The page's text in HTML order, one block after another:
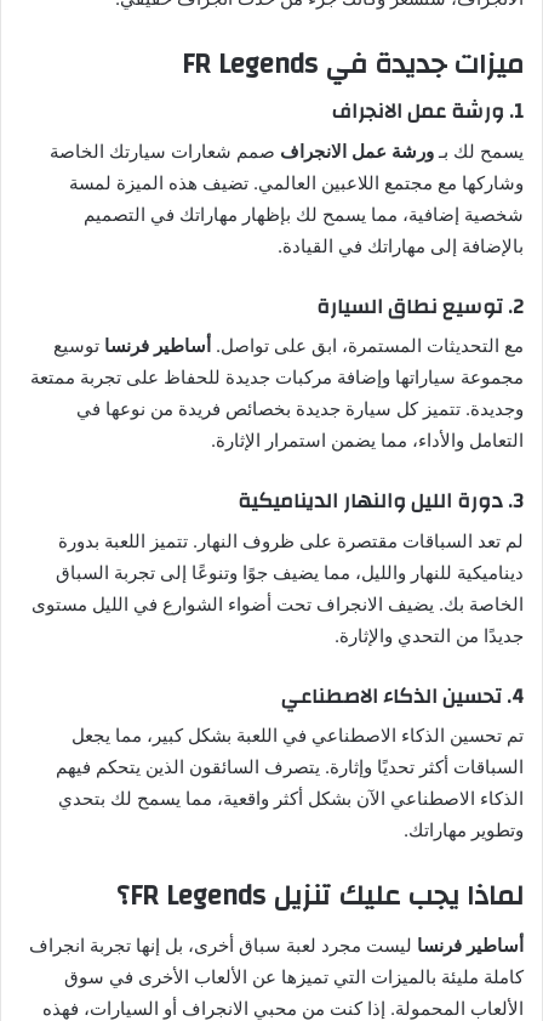
ميزات جديدة في FR Legends
1. ورشة عمل الانجراف
يسمح لك بـ ورشة عمل الانجراف صمم شعارات سيارتك الخاصة
وشاركها مع مجتمع اللاعبين العالمي. تضيف هذه الميزة لمسة
شخصية إضافية، مما يسمح لك بإظهار مهاراتك في التصميم
بالإضافة إلى مهاراتك في القيادة.
2. توسيع نطاق السيارة
مع التحديثات المستمرة، ابق على تواصل. أساطير فرنسا توسيع
مجموعة سياراتها وإضافة مركبات جديدة للحفاظ على تجربة ممتعة
وجديدة. تتميز كل سيارة جديدة بخصائص فريدة من نوعها في
التعامل والأداء، مما يضمن استمرار الإثارة.
3. دورة الليل والنهار الديناميكية
لم تعد السباقات مقتصرة على ظروف النهار. تتميز اللعبة بدورة
ديناميكية للنهار والليل، مما يضيف جوًا وتنوعًا إلى تجربة السباق
الخاصة بك. يضيف الانجراف تحت أضواء الشوارع في الليل مستوى
جديدًا من التحدي والإثارة.
4. تحسين الذكاء الاصطناعي
تم تحسين الذكاء الاصطناعي في اللعبة بشكل كبير، مما يجعل
السباقات أكثر تحديًا وإثارة. يتصرف السائقون الذين يتحكم فيهم
الذكاء الاصطناعي الآن بشكل أكثر واقعية، مما يسمح لك بتحدي
وتطوير مهاراتك.
لماذا يجب عليك تنزيل FR Legends؟
أساطير فرنسا ليست مجرد لعبة سباق أخرى، بل إنها تجربة انجراف
كاملة مليئة بالميزات التي تميزها عن الألعاب الأخرى في سوق
الألعاب المحمولة. إذا كنت من محبي الانجراف أو السيارات، فهذه